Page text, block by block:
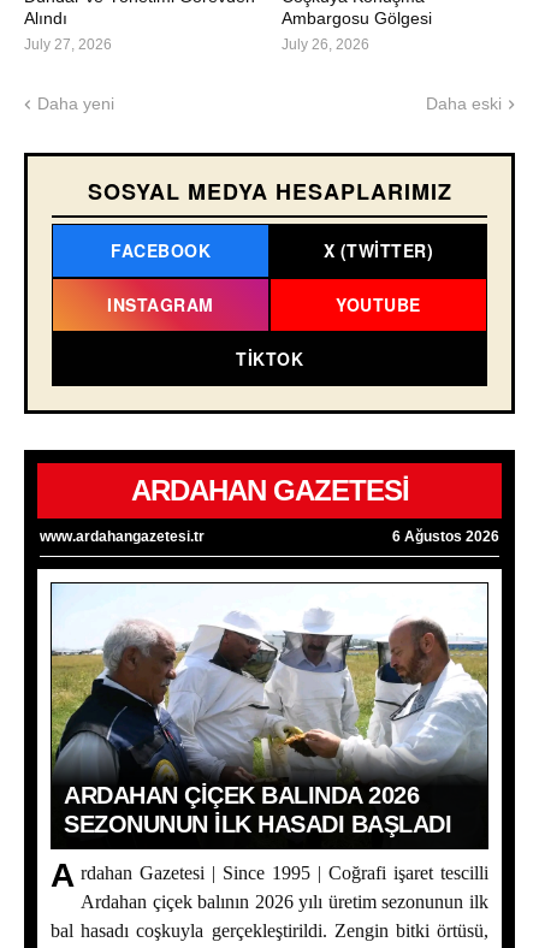
Alındı
July 27, 2026
Ambargosu Gölgesi
July 26, 2026
Daha yeni Daha eski
SOSYAL MEDYA HESAPLARIMIZ
FACEBOOK X (TWITTER)
INSTAGRAM YOUTUBE
TIKTOK
ARDAHAN GAZETESİ
www.ardahangazetesi.tr 6 Ağustos 2026
ARDAHAN ÇIÇEK BALINDA 2026
SEZONUNUN İLK HASADI BAŞLADI
A rdahan Gazetesi | Since 1995 | Coğrafi işaret tescilli
Ardahan çiçek balının 2026 yılı üretim sezonunun ilk
bal hasadı coşkuyla gerçekleştirildi. Zengin bitki örtüsü,